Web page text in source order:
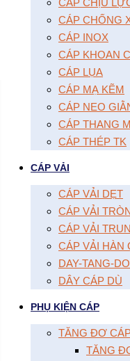
CÁP CHỊU
CÁP CHỐNG
CÁP INOX
CÁP KHOAN
CÁP LỤA
CÁP MẠ KẼM
CÁP NEO
CÁP THANG
CÁP THÉP TK
CÁP VẢI
CÁP VẢI DẸT
CÁP VẢI
CÁP VẢI
CÁP VẢI HÀN
DAY-TANG-
DÂY CÁP DÙ
PHỤ KIỆN CÁP
TĂNG ĐƠ
TĂNG